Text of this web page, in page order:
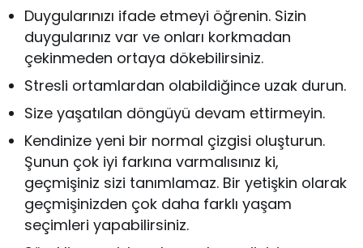
Duygularınızı ifade etmeyi öğrenin. Sizin
duygularınız var ve onları korkmadan
çekinmeden ortaya dökebilirsiniz.
Stresli ortamlardan olabildiğince uzak durun.
Size yaşatılan döngüyü devam ettirmeyin.
Kendinize yeni bir normal çizgisi oluşturun.
Şunun çok iyi farkına varmalısınız ki,
geçmişiniz sizi tanımlamaz. Bir yetişkin olarak
geçmişinizden çok daha farklı yaşam
seçimleri yapabilirsiniz.